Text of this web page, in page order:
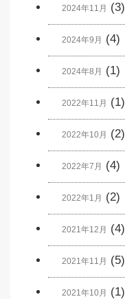
2024年11月 (3)
2024年9月 (4)
2024年8月 (1)
2022年11月 (1)
2022年10月 (2)
2022年7月 (4)
2022年1月 (2)
2021年12月 (4)
2021年11月 (5)
2021年10月 (1)